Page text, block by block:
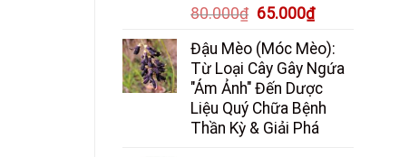
80.000₫ Giá
là:
80.000₫.
65.000₫Giá
tại
là:
65.000₫.
Đậu Mèo (Móc Mèo):
Từ Loại Cây Gây Ngứa
"Ám Ảnh" Đến Dược
Liệu Quý Chữa Bệnh
Thần Kỳ & Giải Phá